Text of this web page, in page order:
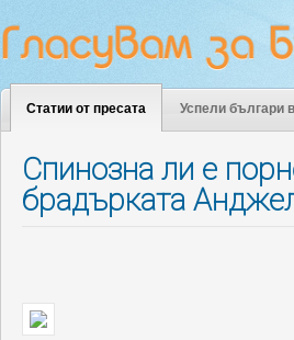
Статии от пресата Успели българи
Спинозна ли е
брадърката